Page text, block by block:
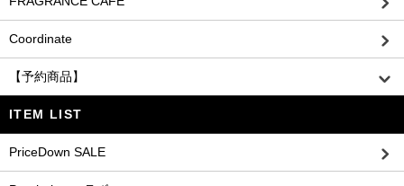
Coordinate
【予約商品】
ITEM LIST
PriceDown SALE